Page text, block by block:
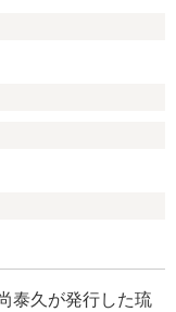
泰久が発行した琉